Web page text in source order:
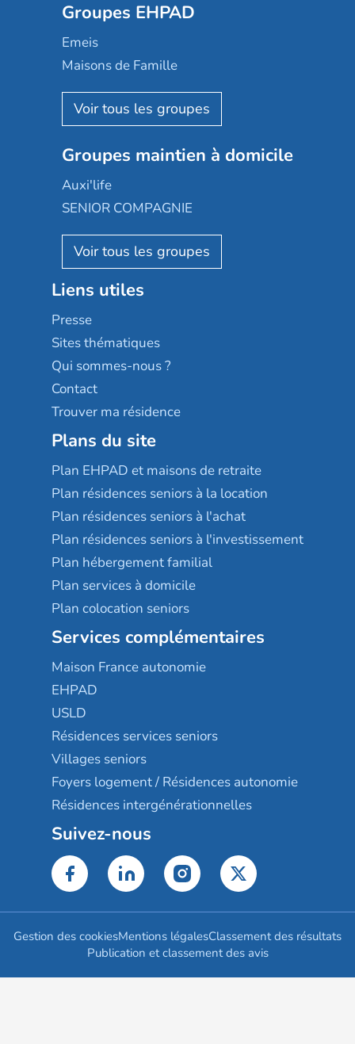
Mobicap
Domusvi
Happy Senior
Aquarelia
Nexity edenea
Les jardins d'Arcadie
Occitalia
Appartseniors
Reseda
Stella management
Les villages d'or
Sérénys
Résidences services Villa Médicis
Groupes EHPAD
Emeis
Maisons de Famille
Korian
Emera
Groupe SOS
Le Noble Âge
Almage
Résidalya
Groupe aplus
Groupes maintien à domicile
Auxi'life
SENIOR COMPAGNIE
AGE D'OR Services
Liens utiles
Presse
Sites thématiques
Qui sommes-nous ?
Contact
Trouver ma résidence
Plans du site
Plan EHPAD et maisons de retraite
Plan résidences seniors à la location
Plan résidences seniors à l'achat
Plan résidences seniors à l'investissement
Plan hébergement familial
Plan services à domicile
Plan colocation seniors
Services complémentaires
Maison France autonomie
EHPAD
USLD
Résidences services seniors
Villages seniors
Foyers logement / Résidences autonomie
Résidences intergénérationnelles
Suivez-nous
Gestion des cookiesMentions légalesClassement des résultats
Publication et classement des avis